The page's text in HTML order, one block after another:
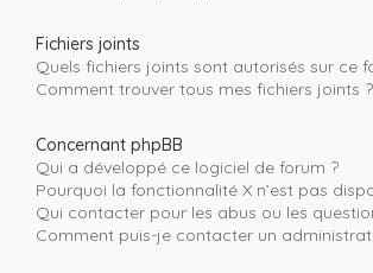
Fichiers joints
Quels fichiers joints sont autorisés sur ce
Comment trouver tous mes fichiers joints ?
Concernant phpBB
Qui a développé ce logiciel de forum ?
Pourquoi la fonctionnalité X n’est pas
Qui contacter pour les abus ou les
Comment puis-je contacter un